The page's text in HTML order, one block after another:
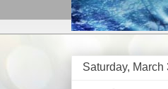
Saturday, March